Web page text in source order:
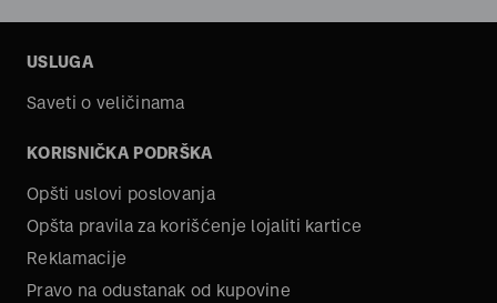
USLUGA
Saveti o veličinama
KORISNIČKA PODRŠKA
Opšti uslovi poslovanja
Opšta pravila za korišćenje lojaliti kartice
Reklamacije
Pravo na odustanak od kupovine